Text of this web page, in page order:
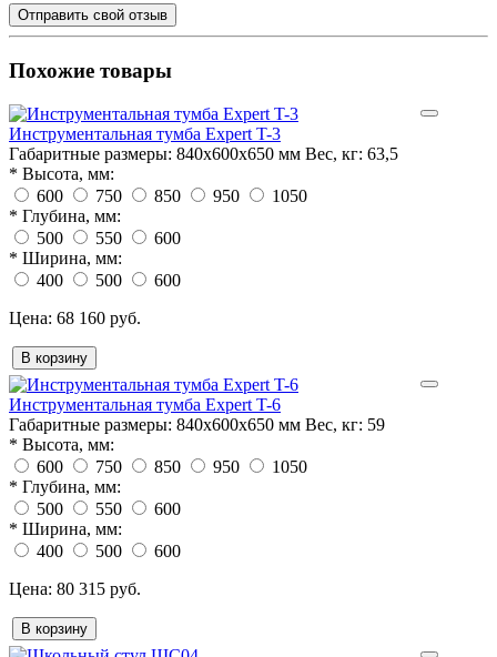
Отправить свой отзыв
Похожие товары
Инструментальная тумба Expert T-3
Габаритные размеры: 840x600x650 мм Вес, кг: 63,5
* Высота, мм:
600
750 850 950
1050
* Глубина, мм:
500
550
600
* Ширина, мм:
400
500
600
68 160 руб.
В корзину
Инструментальная тумба Expert T-6
Габаритные размеры: 840x600x650 мм Вес, кг: 59
* Высота, мм:
600
750 850 950
1050
* Глубина, мм:
500
550
600
* Ширина, мм:
400
500
600
80 315 руб.
В корзину